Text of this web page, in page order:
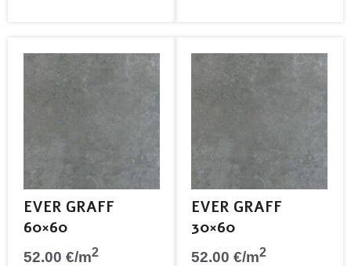
EVER GRAFF
60×60
52.00 €/m2
EVER GRAFF
30×60
52.00 €/m2